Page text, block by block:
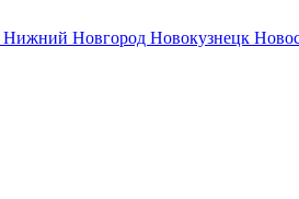
Нижний Новгород Новокузнецк